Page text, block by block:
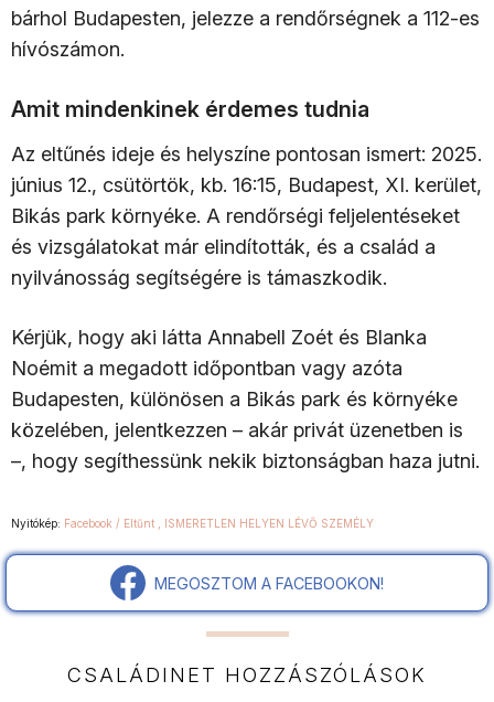
bárhol Budapesten, jelezze a rendőrségnek a 112-es
hívószámon.
Amit mindenkinek érdemes tudnia
Az eltűnés ideje és helyszíne pontosan ismert: 2025.
június 12., csütörtök, kb. 16:15, Budapest, XI. kerület,
Bikás park környéke. A rendőrségi feljelentéseket
és vizsgálatokat már elindították, és a család a
nyilvánosság segítségére is támaszkodik.
Kérjük, hogy aki látta Annabell Zoét és Blanka
Noémit a megadott időpontban vagy azóta
Budapesten, különösen a Bikás park és környéke
közelében, jelentkezzen – akár privát üzenetben is
–, hogy segíthessünk nekik biztonságban haza jutni.
Nyitókép: Facebook / Eltűnt , ISMERETLEN HELYEN LÉVŐ SZEMÉLY
MEGOSZTOM A FACEBOOKON!
CSALÁDINET HOZZÁSZÓLÁSOK